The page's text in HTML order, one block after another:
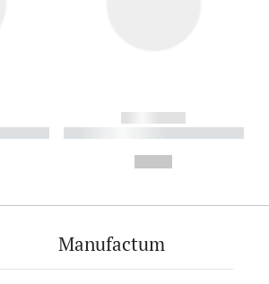
------------
----------- ----------- ----------
Manufactum